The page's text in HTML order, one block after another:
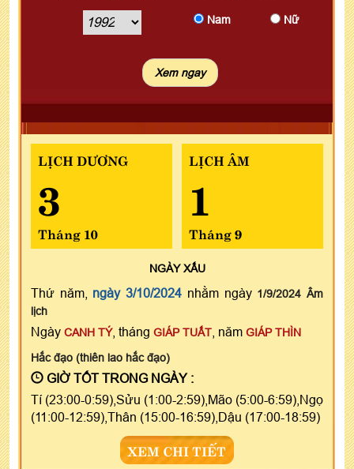
Nam Nữ
LỊCH DƯƠNG
3
Tháng 10
LỊCH ÂM
1
Tháng 9
NGÀYXẤU
Thứ năm, ngày 3/10/2024 nhằm ngày 1/9/2024 Âm
lịch
Ngày CANH TÝ, tháng GIÁP TUẤT , năm GIÁP THÌN
Hắc đạo (thiên lao hắc đạo)
GIỜ TỐT TRONG NGÀY :
Tí (23:00-0:59),Sửu (1:00-2:59),Mão (5:00-6:59),Ngọ
(11:00-12:59),Thân (15:00-16:59),Dậu (17:00-18:59)
XEM CHI TIẾT